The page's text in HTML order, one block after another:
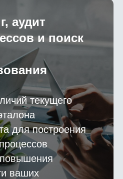
аудит
и поиск
текущего
для построения
ваших